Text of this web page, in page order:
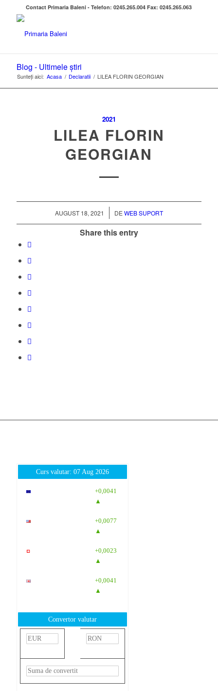
Contact Primaria Baleni - Telefon: 0245.265.004 Fax: 0245.265.063
Blog - Ultimele știri
Sunteți aici: Acasa / Declaratii / LILEA FLORIN GEORGIAN
2021
LILEA FLORIN
GEORGIAN
AUGUST 18, 2021
/ DEWEB SUPORT
Share this entry
Curs valutar: 07 Aug 2026
+0,0041
▲
+0,0077
▲
+0,0023
▲
+0,0041
▲
Convertor valutar